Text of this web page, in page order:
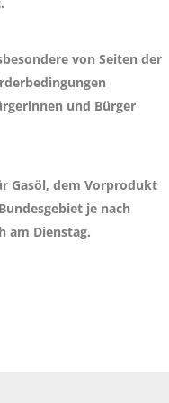
von Seiten der
und Bürger
Gasöl, dem Vorprodukt
je nach
am Dienstag.